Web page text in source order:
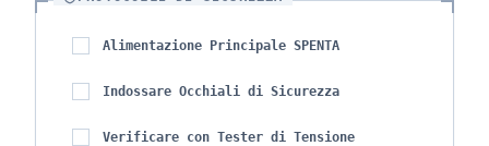
Alimentazione Principale SPENTA
Indossare Occhiali di Sicurezza
Verificare con Tester di Tensione